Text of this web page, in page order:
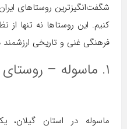
شگفت‌انگیزترین روستاهای
کنیم. این روستاها نه تنها از
فرهنگی غنی و تاریخی
۱. ماسوله – روستای پلکانی در مه
ماسوله در استان گیلان،